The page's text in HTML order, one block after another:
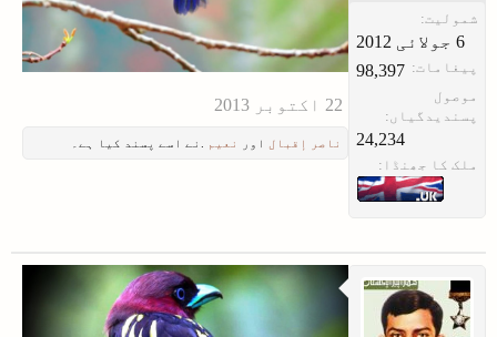
شمولیت:
پیغامات: 98,397
موصول
پسندیدگیاں:
24,234
ملک کا جھنڈا:
ناصر إقبال اور نعیم .نے اسے پسند کیا ہے۔